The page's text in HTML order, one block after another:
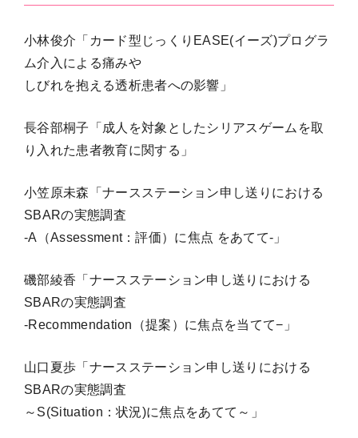
小林俊介「カード型じっくりEASE(イーズ)プログラ
ム介入による痛みや
しびれを抱える透析患者への影響」
長谷部桐子「成人を対象としたシリアスゲームを取
り入れた患者教育に関する」
小笠原未森「ナースステーション申し送りにおける
SBARの実態調査
-A（Assessment：評価）に焦点 をあてて-」
磯部綾香「ナースステーション申し送りにおける
SBARの実態調査
-Recommendation（提案）に焦点を当てて−」
山口夏歩「ナースステーション申し送りにおける
SBARの実態調査
～S(Situation：状況)に焦点をあてて～」